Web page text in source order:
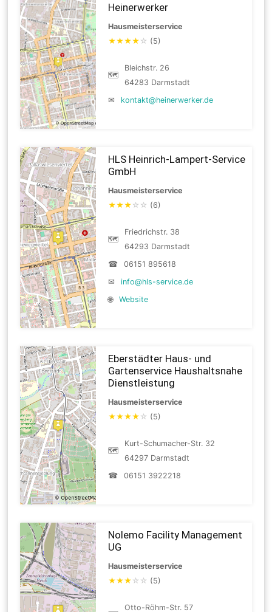
Heinerwerker
Hausmeisterservice
★★★★ ☆ (5)
🗺
Bleichstr. 26
64283 Darmstadt
✉
kontakt@heinerwerker.de
HLS Heinrich-Lampert-Service
GmbH
Hausmeisterservice
★★★ ☆ ☆ (6)
🗺
Friedrichstr. 38
64293 Darmstadt
☎
06151 895618
✉
info@hls-service.de
🌐
Website
Eberstädter Haus- und
Gartenservice Haushaltsnahe
Dienstleistung
Hausmeisterservice
★★★★ ☆ (5)
🗺
Kurt-Schumacher-Str. 32
64297 Darmstadt
☎
06151 3922218
Nolemo Facility Management
UG
Hausmeisterservice
★★★ ☆ ☆ (5)
Otto-Röhm-Str. 57